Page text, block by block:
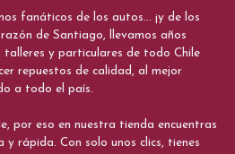
fanáticos de los autos... ¡y de los
de Santiago, llevamos años
talleres y particulares de todo Chile
repuestos de calidad, al mejor
a todo el país.
por eso en nuestra tienda encuentras
y rápida. Con solo unos clics, tienes